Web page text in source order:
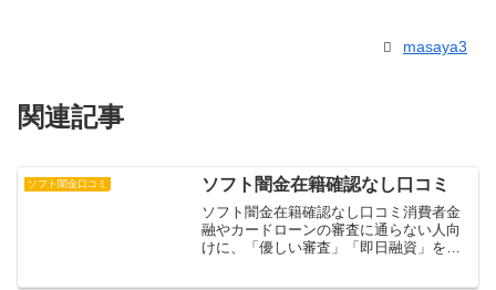
masaya3
関連記事
ソフト闇金口コミ ソフト闇金在籍確認なし口コミ
ソフト闇金在籍確認なし口コミ消費者金
融やカードローンの審査に通らない人向
けに、「優しい審査」「即日融資」を謳